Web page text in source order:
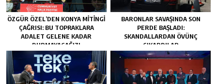
ÖZGÜR ÖZEL’DEN KONYA MITINGI
ÇAĞRISI: BU TOPRAKLARA
ADALET GELENE KADAR
DURMAYACAĞIZ!
BARONLAR SAVAŞINDA SON
PERDE BAŞLADI:
SKANDALLARDAN ÖVÜNÇ
ÇIKARDILAR